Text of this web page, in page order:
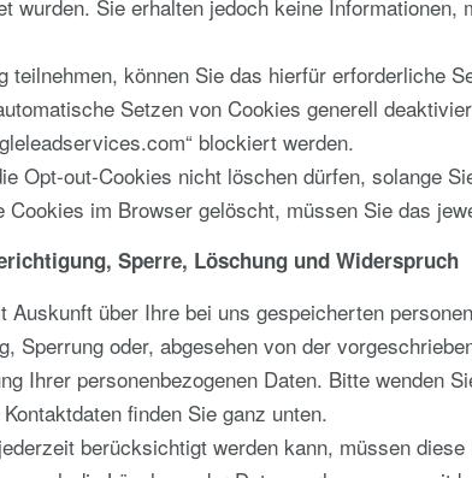
wurden. Sie erhalten jedoch keine
teilnehmen, können Sie das hierfür erforderliche
Setzen von Cookies generell
blockiert werden.
Opt-out-Cookies nicht löschen dürfen, solange
Cookies im Browser gelöscht, müssen Sie das
Sperre, Löschung und Widerspruch
Auskunft über Ihre bei uns gespeicherten
Sperrung oder, abgesehen von der
Ihrer personenbezogenen Daten. Bitte wenden
finden Sie ganz unten.
berücksichtigt werden kann, müssen